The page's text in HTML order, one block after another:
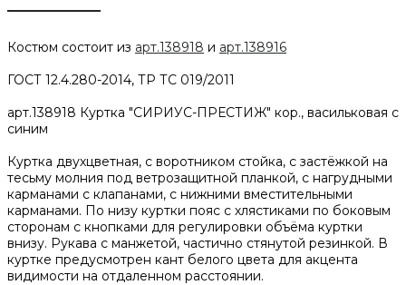
Костюм состоит из арт.138918 и арт.138916
ГОСТ 12.4.280-2014, ТР ТС 019/2011
арт.138918 Куртка "СИРИУС-ПРЕСТИЖ" кор., васильковая с
синим
Куртка двухцветная, с воротником стойка, с застёжкой на
тесьму молния под ветрозащитной планкой, с нагрудными
карманами с клапанами, с нижними вместительными
карманами. По низу куртки пояс с хлястиками по боковым
сторонам с кнопками для регулировки объёма куртки
внизу. Рукава с манжетой, частично стянутой резинкой. В
куртке предусмотрен кант белого цвета для акцента
видимости на отдаленном расстоянии.